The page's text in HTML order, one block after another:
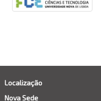
Localização
Nova Sede